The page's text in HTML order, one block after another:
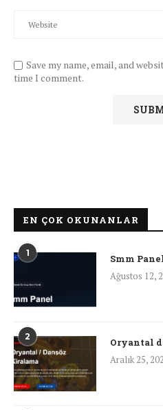
Save my name, email, and
time I comment.
EN ÇOK OKUNANLAR
1
Smm
Ağustos 12,
2
Oryantal
Aralık 25,